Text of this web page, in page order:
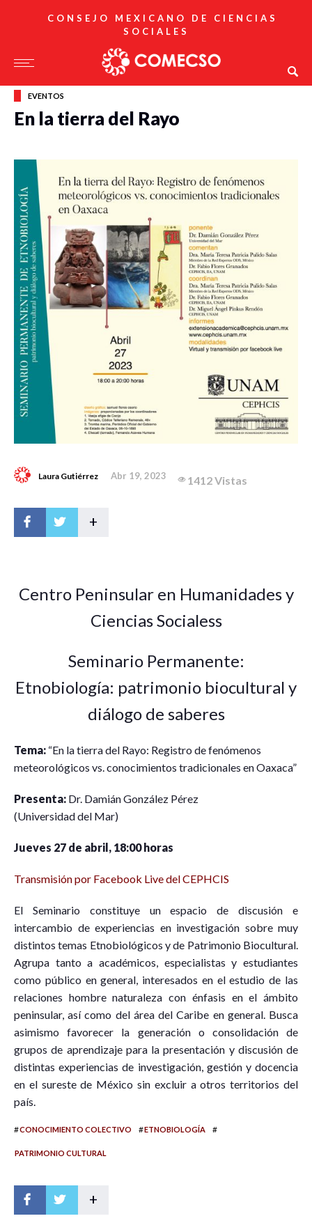
CONSEJO MEXICANO DE CIENCIAS
SOCIALES
EVENTOS
En la tierra del Rayo
Laura Gutiérrez Abr 19, 2023 1412 Vistas
+
Centro Peninsular en Humanidades y
Ciencias Socialess
Seminario Permanente:
Etnobiología: patrimonio biocultural y
diálogo de saberes
Tema: “En la tierra del Rayo: Registro de fenómenos
meteorológicos vs. conocimientos tradicionales en Oaxaca”
Presenta: Dr. Damián González Pérez
(Universidad del Mar)
Jueves 27 de abril, 18:00 horas
Transmisión por Facebook Live del CEPHCIS
El Seminario constituye un espacio de discusión e
intercambio de experiencias en investigación sobre muy
distintos temas Etnobiológicos y de Patrimonio Biocultural.
Agrupa tanto a académicos, especialistas y estudiantes
como público en general, interesados en el estudio de las
relaciones hombre naturaleza con énfasis en el ámbito
peninsular, así como del área del Caribe en general. Busca
asimismo favorecer la generación o consolidación de
grupos de aprendizaje para la presentación y discusión de
distintas experiencias de investigación, gestión y docencia
en el sureste de México sin excluir a otros territorios del
país.
#CONOCIMIENTO COLECTIVO #ETNOBIOLOGÍA #
PATRIMONIO CULTURAL
+